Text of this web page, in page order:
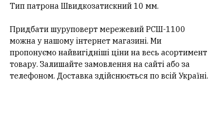
Тип патрона Швидкозатискний 10 мм.
Придбати шуруповерт мережевий РСШ-1100
можна у нашому інтернет магазині. Ми
пропонуємо найвигідніші ціни на весь асортимент
товару. Залишайте замовлення на сайті або за
телефоном. Доставка здійснюється по всій Україні.